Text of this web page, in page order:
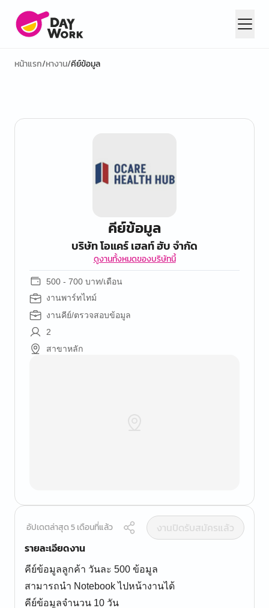
หน้าแรก/หางาน/คีย์ข้อมูล
คีย์ข้อมูล
บริษัท โอแคร์ เฮลท์ ฮับ จำกัด
ดูงานทั้งหมดของบริษัทนี้
500 - 700 บาท/เดือน
งานพาร์ทไทม์
งานคีย์/ตรวจสอบข้อมูล
2
สาขาหลัก
อัปเดตล่าสุด 5 เดือนที่แล้ว
งานปิดรับสมัครแล้ว
รายละเอียดงาน
คีย์ข้อมูลลูกค้า วันละ 500 ข้อมูล
สามารถนำ Notebook ไปหน้างานได้
คีย์ข้อมูลจำนวน 10 วัน